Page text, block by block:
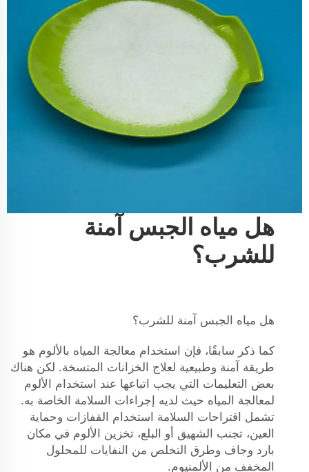
هل مياه الجبس آمنة
للشرب؟
هل مياه الجبس آمنة للشرب؟
كما ذكر سابقًا، فإن استخدام معالجة المياه بالألوم هو
طريقة آمنة وطبيعية لعلاج الخزانات المتسخة. لكن هناك
بعض التعليمات التي يجب اتباعها عند استخدام الألوم
لمعالجة المياه حيث لديه إجراءات السلامة الخاصة به.
تشمل اقتراحات السلامة استخدام القفازات وحماية
العين، تجنب الشهيق أو البلع، تخزين الألوم في مكان
بارد وجاف وطرق التخلص من النفايات للمحلول
المخفف من الألمنيوم.